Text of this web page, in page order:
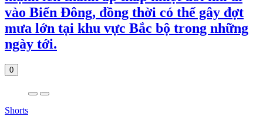
vào Biển Đông, đồng thời có thể gây đợt
mưa lớn tại khu vực Bắc bộ trong những
ngày tới.
0
Shorts